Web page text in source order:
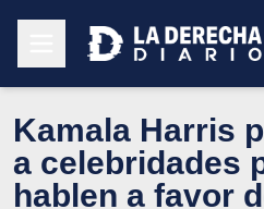
Kamala Harris
a celebridades
hablen a favor